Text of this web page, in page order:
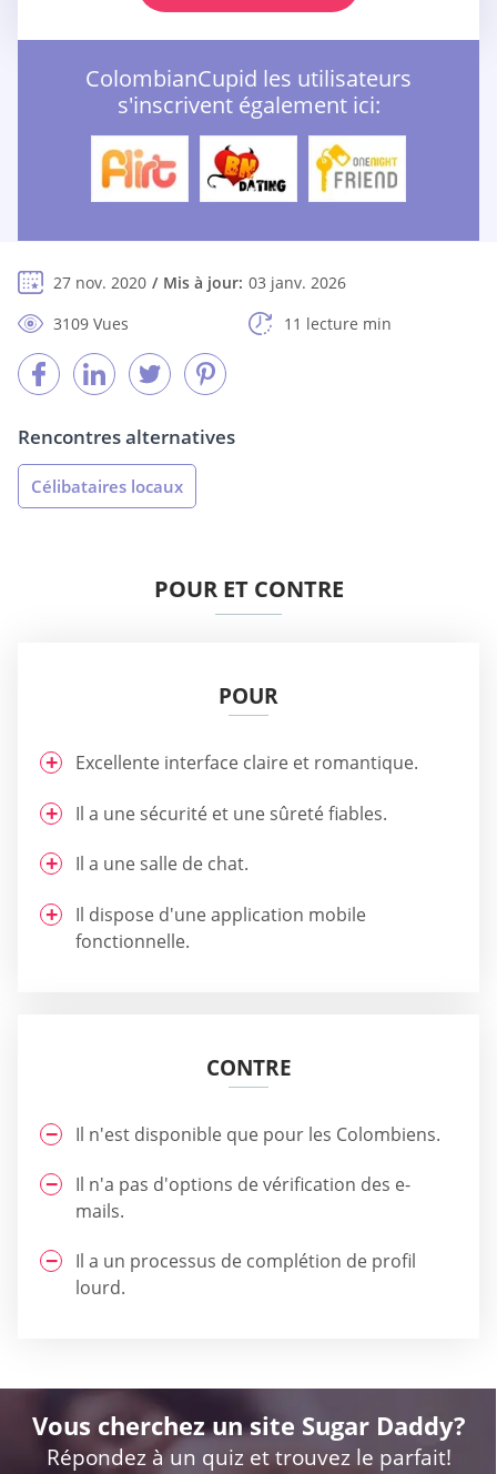
ColombianCupid les utilisateurs
s'inscrivent également ici:
27 nov. 2020 Mis à jour: 03 janv. 2026
3109 Vues
11 lecture min
Rencontres alternatives
Célibataires locaux
POUR ET CONTRE
POUR
Excellente interface claire et romantique.
Il a une sécurité et une sûreté fiables.
Il a une salle de chat.
Il dispose d'une application mobile
fonctionnelle.
CONTRE
Il n'est disponible que pour les Colombiens.
Il n'a pas d'options de vérification des e-
mails.
Il a un processus de complétion de profil
lourd.
Vous cherchez un site Sugar Daddy?
Répondez à un quiz et trouvez le parfait!